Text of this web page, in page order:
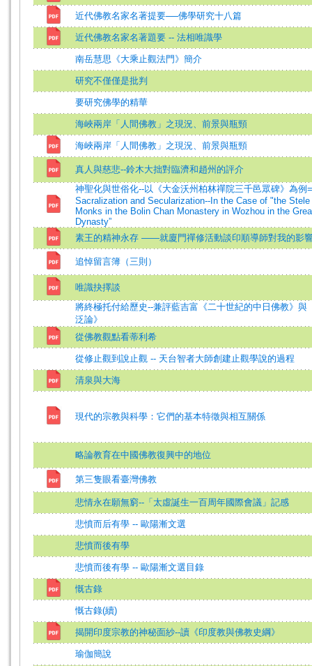
近代佛教名家名著提要──佛學研究十八篇
近代佛教名家名著題要 -- 法相唯識學
南岳慧思《大乘止觀法門》簡介
研究不僅僅是批判
要研究佛學的精華
海峽兩岸「人間佛教」之現況、前景與瓶頸
海峽兩岸「人間佛教」之現況、前景與瓶頸
真人與慈悲--鈴木大拙對臨濟和趙州的評介
神聖化與世俗化--以《大金沃州柏林禪院三千邑眾碑》為例
Sacralization and Secularization--In the Case of "the
Monks in the Bolin Chan Monastery in Wozhou in the
Dynasty”
素王的精神永存 ——就廈門禪修活動談印順導師對我的影
追悼留言簿（三則）
唯識抉擇談
將終極托付給歷史--兼評藍吉富《二十世紀的中日佛教》與
泛論》
從佛教觀點看蒂利希
從修止觀到說止觀 -- 天台智者大師創建止觀學說的過程
清泉與大海
現代的宗教與科學：它們的基本特徵與相互關係
略論教育在中國佛教復興中的地位
第三隻眼看臺灣佛教
悲情永在願無窮--「太虛誕生一百周年國際會議」記感
悲憤而后有學 -- 歐陽漸文選
悲憤而後有學
悲憤而後有學 -- 歐陽漸文選目錄
慨古錄
慨古錄(續)
揭開印度宗教的神秘面紗--讀《印度教與佛教史綱》
瑜伽簡說